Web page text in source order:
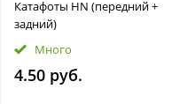
Катафоты HN (передний +
задний)
Много
4.50 руб.